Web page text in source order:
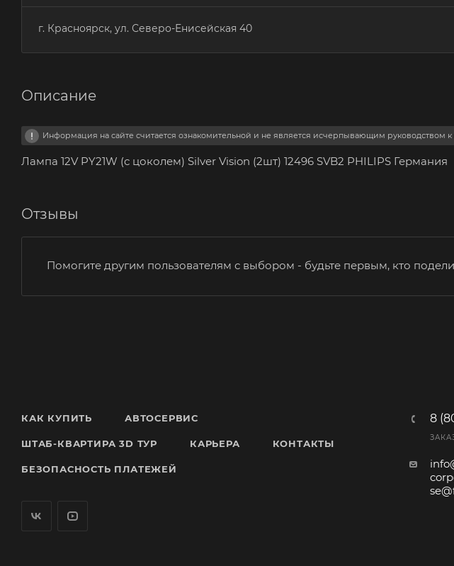
г. Красноярск, ул. Северо-Енисейская 40
Описание
Информация на сайте считается ознакомительной и не является исчерпывающим руководством к
Лампа 12V PY21W (с цоколем) Silver Vision (2шт) 12496 SVB2 PHILIPS Германия
Отзывы
Помогите другим пользователям с выбором - будьте первым, кто
КАК КУПИТЬ АВТОСЕРВИС
ШТАБ-КВАРТИРА 3D ТУР КАРЬЕРА КОНТАКТЫ
БЕЗОПАСНОСТЬ ПЛАТЕЖЕЙ
8